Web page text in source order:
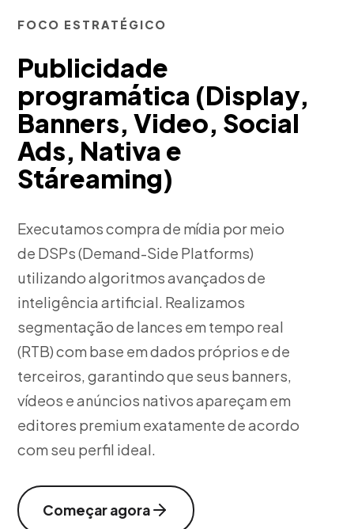
FOCO ESTRATÉGICO
Publicidade
programática (Display,
Banners, Video, Social
Ads, Nativa e
Stáreaming)
Executamos compra de mídia por meio
de DSPs (Demand-Side Platforms)
utilizando algoritmos avançados de
inteligência artificial. Realizamos
segmentação de lances em tempo real
(RTB) com base em dados próprios e de
terceiros, garantindo que seus banners,
vídeos e anúncios nativos apareçam em
editores premium exatamente de acordo
com seu perfil ideal.
Começar agora